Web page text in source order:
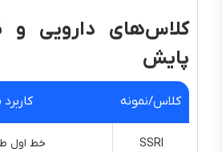
کلاس‌های دارویی و
پایش
کلاس/نمونه
SSRI خط اول